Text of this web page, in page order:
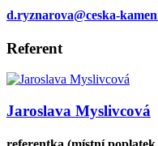
d.ryznarova@ceska-
Referent
Jaroslava Myslivcová